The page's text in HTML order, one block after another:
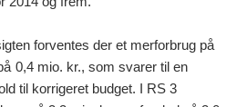
forventes der et merforbrug på
0,4 mio. kr., som svarer til en
til korrigeret budget. I RS 3